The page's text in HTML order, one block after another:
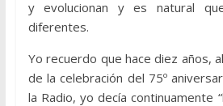
y evolucionan y es natural
diferentes.
Yo recuerdo que hace diez años,
de la celebración del 75º
la Radio, yo decía continuamente